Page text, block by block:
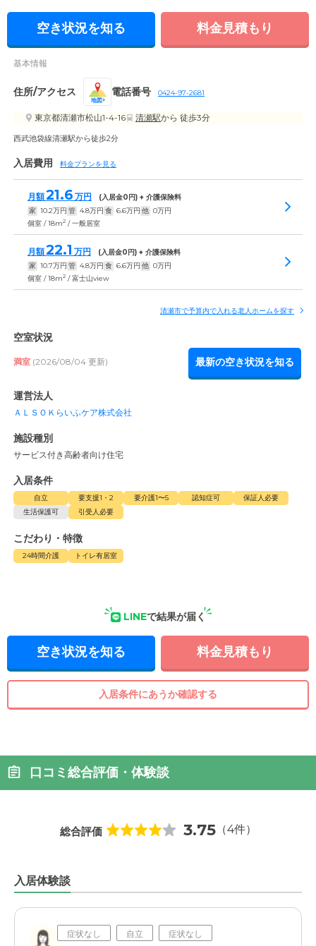
空き状況を知る 料金見積もり
基本情報
住所/アクセス
地図
電話番号 0424-97-2681
東京都清瀬市松山1-4-16 清瀬駅から 徒歩3分
西武池袋線清瀬駅から徒歩2分
入居費用 料金プランを見る
月額21.6 万円 (入居金0円) + 介護保険料
家 10.2万円 管 4.8万円 食 6.6万円 他 0万円
個室 / 18m2 / 一般居室
月額22.1 万円 (入居金0円) + 介護保険料
家 10.7万円 管 4.8万円 食 6.6万円 他 0万円
個室 / 18m2 / 富士山view
清瀬市で予算内で入れる老人ホームを探す
空室状況
満室 (2026/08/04 更新) 最新の空き状況を知る
運営法人
ＡＬＳＯＫらいふケア株式会社
施設種別
サービス付き高齢者向け住宅
入居条件
自立 要支援1・2 要介護1〜5 認知症可
保証人必要
生活保護可
引受人必要
こだわり・特徴
24時間介護 トイレ有居室
LINEで結果が届く
空き状況を知る 料金見積もり
入居条件にあうか確認する
口コミ総合評価・体験談
総合評価 3.75（4件）
入居体験談
症状なし 自立 症状なし